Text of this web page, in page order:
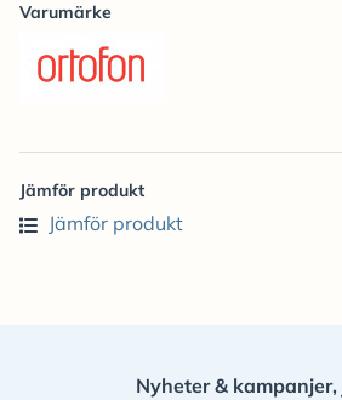
Varumärke
Jämför produkt
Jämför produkt
Nyheter &